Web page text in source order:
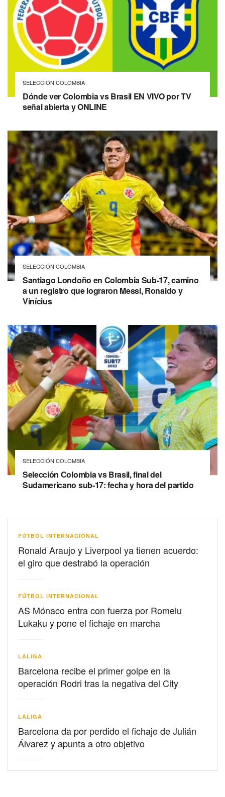
SELECCIÓN COLOMBIA
Dónde ver Colombia vs Brasil EN VIVO por TV
señal abierta y ONLINE
SELECCIÓN COLOMBIA
Santiago Londoño en Colombia Sub-17, camino
a un registro que lograron Messi, Ronaldo y
Vinícius
SELECCIÓN COLOMBIA
Selección Colombia vs Brasil, final del
Sudamericano sub-17: fecha y hora del partido
FÚTBOL INTERNACIONAL
Ronald Araujo y Liverpool ya tienen acuerdo:
el giro que destrabó la operación
FÚTBOL INTERNACIONAL
AS Mónaco entra con fuerza por Romelu
Lukaku y pone el fichaje en marcha
LALIGA
Barcelona recibe el primer golpe en la
operación Rodri tras la negativa del City
LALIGA
Barcelona da por perdido el fichaje de Julián
Álvarez y apunta a otro objetivo